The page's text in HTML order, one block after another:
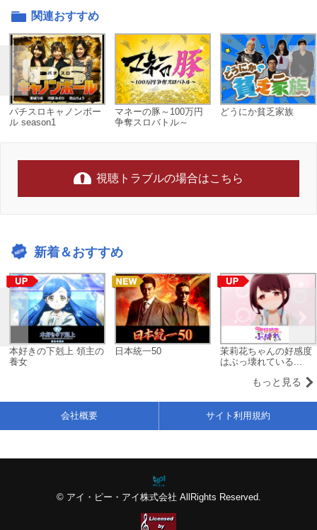
関連おすすめ
パチスロキャノンボー
ル season1
マネーの豚～100万円
争奪スロバトル～
どうにか貧乏家族
視聴トラブルの場合はこちら
新着＆おすすめ
本好きの下剋上 領主の
養女
日本統一50
茉莉花ちゃんの好感度
はぶっ壊れている...
もっと見る
© アイ・ピー・アイ株式会社 AllRights Reserved.
会社概要 サイト利用規約